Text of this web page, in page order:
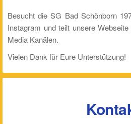
Besucht die SG Bad Schönborn
Instagram und teilt unsere
Media Kanälen.
Vielen Dank für Eure Unterstützung!